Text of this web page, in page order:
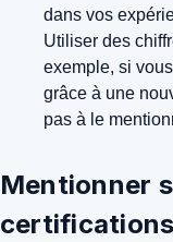
dans vos
Utiliser des
exemple, si
grâce à une
pas à le
Mentionner
certifications